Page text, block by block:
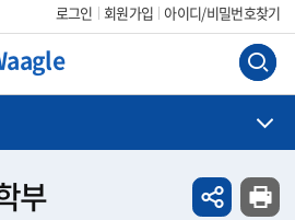
로그인 회원가입 아이디/비밀번호찾기
부